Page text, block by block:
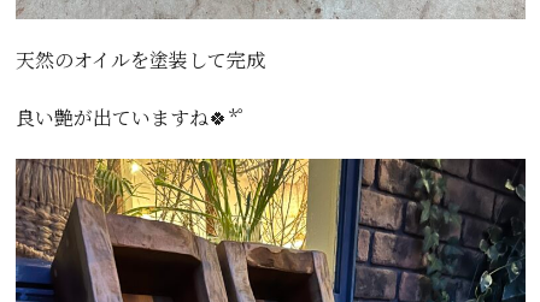
天然のオイルを塗装して完成
良い艶が出ていますね🍀*゜